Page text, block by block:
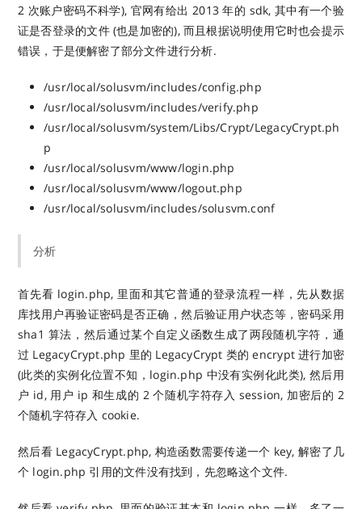
2 次账户密码不科学), 官网有给出 2013 年的 sdk, 其中有一个验
证是否登录的文件 (也是加密的), 而且根据说明使用它时也会提示
错误，于是便解密了部分文件进行分析.
/usr/local/solusvm/includes/config.php
/usr/local/solusvm/includes/verify.php
/usr/local/solusvm/system/Libs/Crypt/LegacyCrypt.ph
p
/usr/local/solusvm/www/login.php
/usr/local/solusvm/www/logout.php
/usr/local/solusvm/includes/solusvm.conf
分析
首先看 login.php, 里面和其它普通的登录流程一样，先从数据
库找用户再验证密码是否正确，然后验证用户状态等，密码采用
sha1 算法，然后通过某个自定义函数生成了两段随机字符，通
过 LegacyCrypt.php 里的 LegacyCrypt 类的 encrypt 进行加密
(此类的实例化位置不知，login.php 中没有实例化此类), 然后用
户 id, 用户 ip 和生成的 2 个随机字符存入 session, 加密后的 2
个随机字符存入 cookie.
然后看 LegacyCrypt.php, 构造函数需要传递一个 key, 解密了几
个 login.php 引用的文件没有找到，先忽略这个文件.